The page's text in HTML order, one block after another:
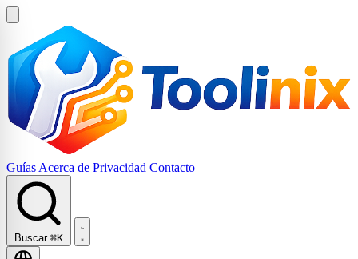
Guías Acerca de Privacidad Contacto
Buscar ⌘K